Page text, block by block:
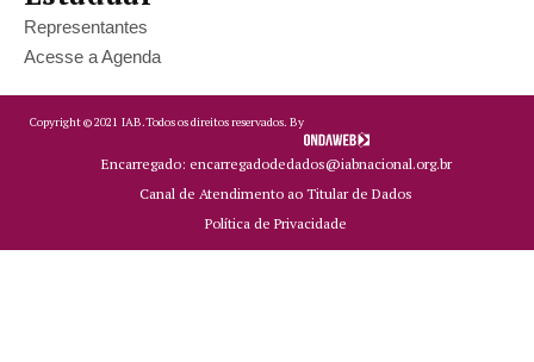
Representantes
Acesse a Agenda
Copyright ©2021 IAB.Todos os direitos reservados. By
Encarregado: encarregadodedados@iabnacional.org.br
Canal de Atendimento ao Titular de Dados
Política de Privacidade